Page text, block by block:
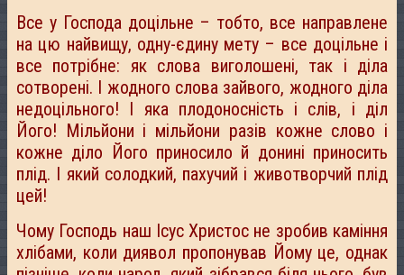
Все у Господа доцільне – тобто, все направлене
на цю найвищу, одну-єдину мету – все доцільне і
все потрібне: як слова виголошені, так і діла
сотворені. І жодного слова зайвого, жодного діла
недоцільного! І яка плодоносність і слів, і діл
Його! Мільйони і мільйони разів кожне слово і
кожне діло Його приносило й донині приносить
плід. І який солодкий, пахучий і животворчий плід
цей!
Чому Господь наш Ісус Христос не зробив каміння
хлібами, коли диявол пропонував Йому це, однак